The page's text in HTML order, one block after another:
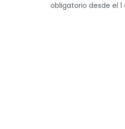
obligatorio desde el 1